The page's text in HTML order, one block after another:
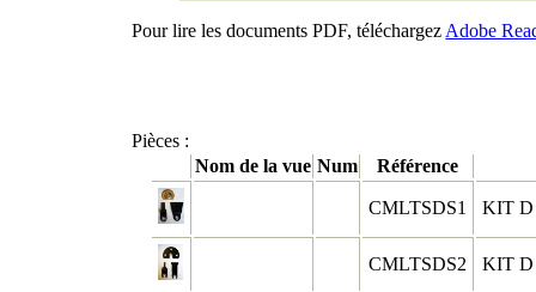
Pour lire les documents PDF, téléchargezAdobe
Pièces :
Nom de la vue Num Référence
CMLTSDS1 KIT D
CMLTSDS2 KIT D